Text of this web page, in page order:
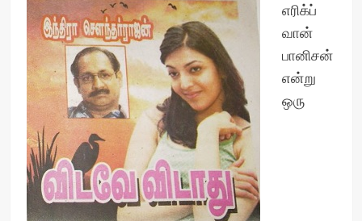
எரிக்ப்
வான்
பானிசன்
என்று
ஒரு